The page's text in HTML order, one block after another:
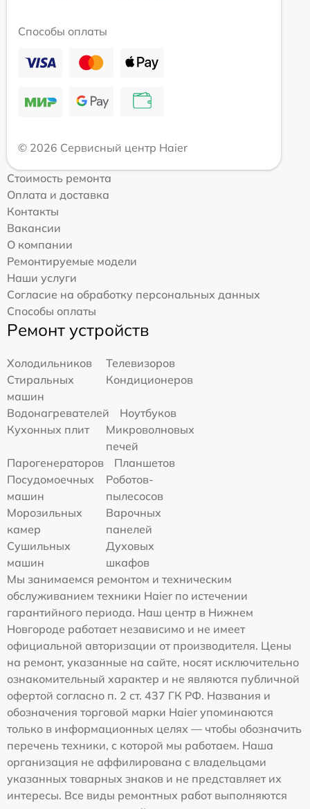
Способы оплаты
© 2026 Сервисный центр Haier
Стоимость ремонта
Оплата и доставка
Контакты
Вакансии
О компании
Ремонтируемые модели
Наши услуги
Согласие на обработку персональных данных
Способы оплаты
Ремонт устройств
Холодильников
Телевизоров
Стиральных
машин
Кондиционеров
Водонагревателей
Ноутбуков
Кухонных плит
Микроволновых
печей
Парогенераторов
Планшетов
Посудомоечных
машин
Роботов-
пылесосов
Морозильных
камер
Варочных
панелей
Сушильных
машин
Духовых
шкафов
Мы занимаемся ремонтом и техническим
обслуживанием техники Haier по истечении
гарантийного периода. Наш центр в Нижнем
Новгороде работает независимо и не имеет
официальной авторизации от производителя. Цены
на ремонт, указанные на сайте, носят исключительно
ознакомительный характер и не являются публичной
офертой согласно п. 2 ст. 437 ГК РФ. Названия и
обозначения торговой марки Haier упоминаются
только в информационных целях — чтобы обозначить
перечень техники, с которой мы работаем. Наша
организация не аффилирована с владельцами
указанных товарных знаков и не представляет их
интересы. Все виды ремонтных работ выполняются